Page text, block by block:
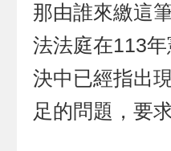
那由誰來繳這
法法庭在113
決中已經指出
足的問題，要